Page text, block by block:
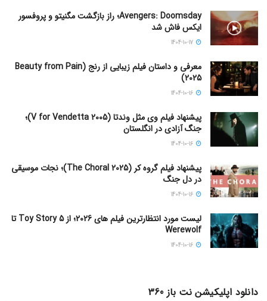
Avengers: Doomsday؛ راز بازگشت مگنیتو و پروفسور
ایکس فاش شد
معرفی و داستان فیلم زیبایی از رنج (Beauty from Pain
2025)
پیشنهاد فیلم وی مثل وندتا (V for Vendetta 2005)؛
جنگ آزادی در انگلستان
پیشنهاد فیلم گروه کر (The Choral 2025)؛ نجات موسیقی
در دل جنگ
لیست مورد انتظارترین فیلم های 2026؛ از Toy Story 5 تا
Werewolf
دانلود اپلیکیشن نت باز 360